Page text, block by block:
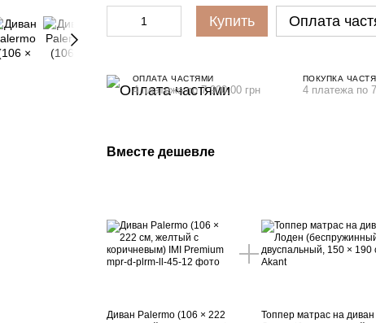
Купить Оплата
ОПЛАТА ЧАСТЯМИ
4 платежа по 7 900.00 грн
ПОКУПКА
4 платежа по
Вместе дешевле
Диван Palermo (106 × 222
Топпер матрас на диван